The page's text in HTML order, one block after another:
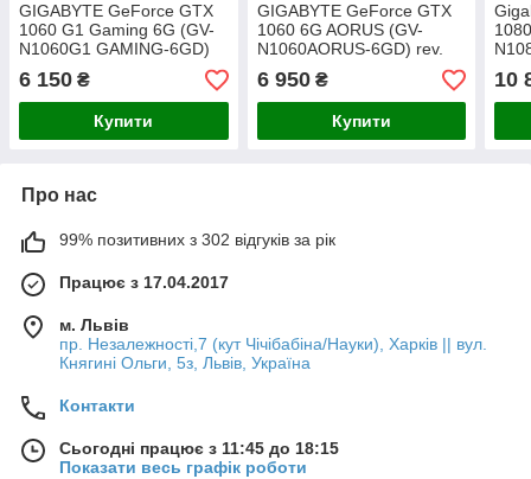
GIGABYTE GeForce GTX
1060 G1 Gaming 6G (GV-
N1060G1 GAMING-6GD)
6 150 ₴
Купити
GIGABYTE GeForce GTX
1060 6G AORUS (GV-
N1060AORUS-6GD) rev.
2.0
6 950₴
Купити
10
Про нас
99% позитивних з 302 відгуків за рік
Працює з 17.04.2017
м. Львів
пр. Незалежності,7 (кут Чічібабіна/Науки), Харків || вул.
Княгині Ольги, 5з, Львів, Україна
Контакти
Сьогодні працює з 11:45 до 18:15
Показати весь графік роботи